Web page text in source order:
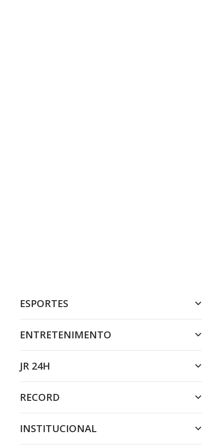
ESPORTES
ENTRETENIMENTO
JR 24H
RECORD
INSTITUCIONAL